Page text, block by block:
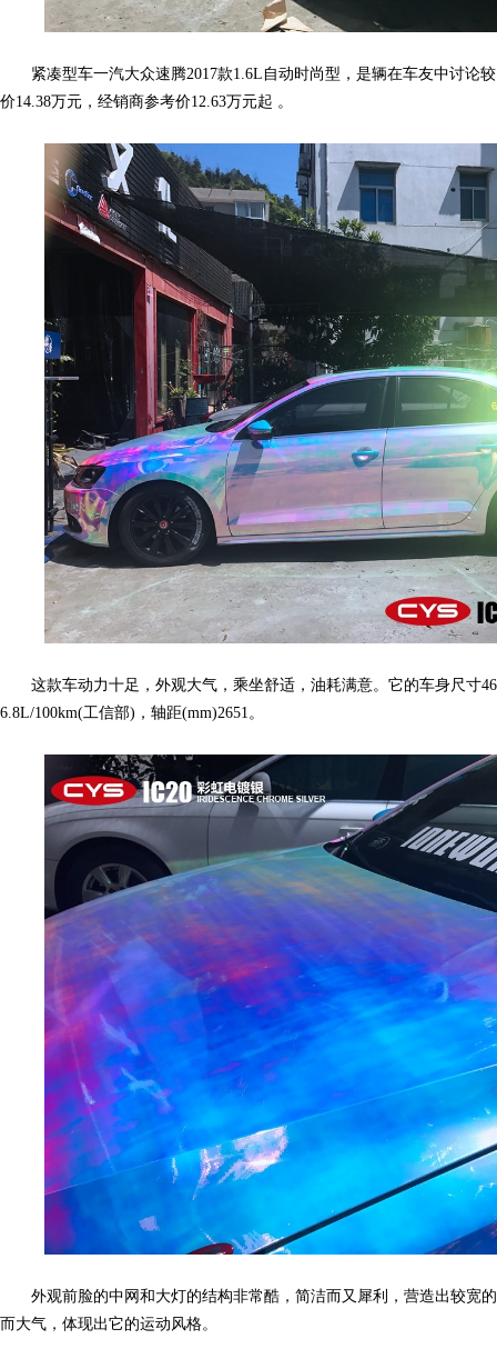
紧凑型车一汽大众速腾2017款1.6L自动时尚型，是辆在车友中讨论
价14.38万元，经销商参考价12.63万元起 。
这款车动力十足，外观大气，乘坐舒适，油耗满意。它的车身尺寸
6.8L/100km(工信部)，轴距(mm)2651。
外观前脸的中网和大灯的结构非常酷，简洁而又犀利，营造出较宽
而大气，体现出它的运动风格。